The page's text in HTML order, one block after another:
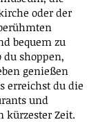
oder der
bequem zu
du shoppen,
genießen
erreichst du die
und
kürzester Zeit.